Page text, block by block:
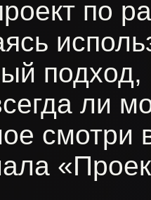
по
подход,
ли
смотри